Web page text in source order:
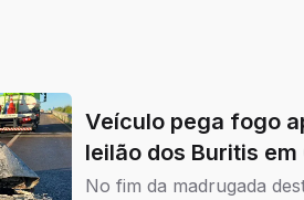
Veículo pega fogo após
leilão dos Buritis
No fim da madrugada